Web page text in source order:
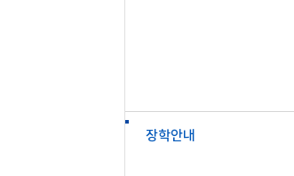
장학안내